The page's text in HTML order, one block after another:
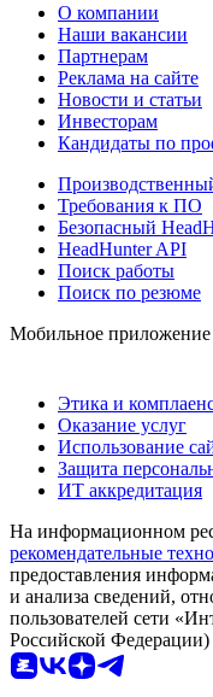
О компании
Наши вакансии
Партнерам
Реклама на сайте
Новости и статьи
Инвесторам
Кандидаты по
Требования к ПО
Безопасный
HeadHunter API
Поиск работы
Поиск по резюме
Мобильное приложение
Этика и
Оказание услуг
Использование
Защита
ИТ аккредитация
На информационном
рекомендательные
предоставления
и анализа сведений,
пользователей сети
Российской Федерации)